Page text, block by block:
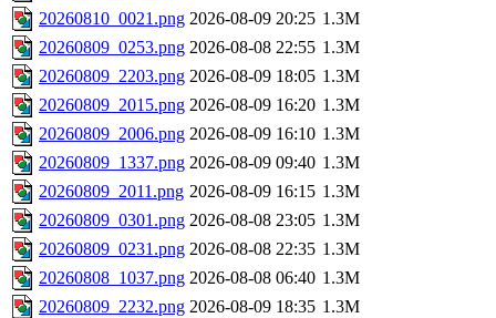
20260810_0021.png 2026-08-09 20:25 1.3M
20260809_0253.png 2026-08-08 22:55 1.3M
20260809_2203.png 2026-08-09 18:05 1.3M
20260809_2015.png 2026-08-09 16:20 1.3M
20260809_2006.png 2026-08-09 16:10 1.3M
20260809_1337.png 2026-08-09 09:40 1.3M
20260809_2011.png 2026-08-09 16:15 1.3M
20260809_0301.png 2026-08-08 23:05 1.3M
20260809_0231.png 2026-08-08 22:35 1.3M
20260808_1037.png 2026-08-08 06:40 1.3M
20260809_2232.png 2026-08-09 18:35 1.3M